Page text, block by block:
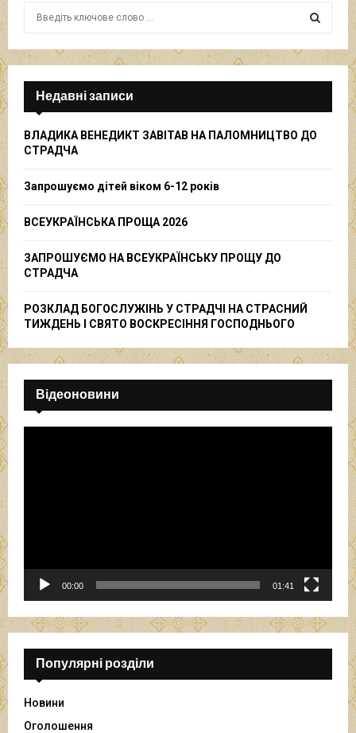
r
f
r
S
E
A
Недавні записи
ВЛАДИКА ВЕНЕДИКТ ЗАВІТАВ НА ПАЛОМНИЦТВО ДО
СТРАДЧА
Запрошуємо дітей віком 6-12 років
ВСЕУКРАЇНСЬКА ПРОЩА 2026
ЗАПРОШУЄМО НА ВСЕУКРАЇНСЬКУ ПРОЩУ ДО
СТРАДЧА
РОЗКЛАД БОГОСЛУЖІНЬ У СТРАДЧІ НА СТРАСНИЙ
ТИЖДЕНЬ І СВЯТО ВОСКРЕСІННЯ ГОСПОДНЬОГО
Відеоновини
г
а
в
а
ч
00:00 01:41
Популярні розділи
Новини
Оголошення